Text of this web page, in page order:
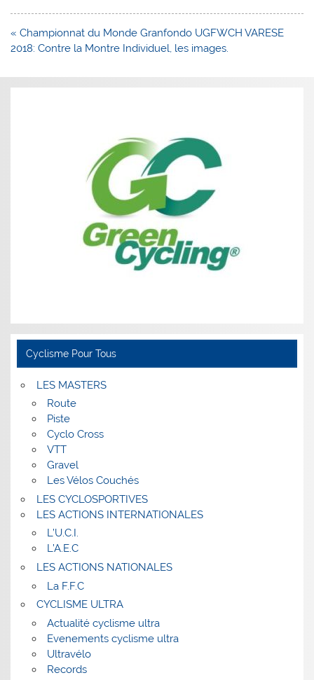
Navigation
de
« Championnat du Monde Granfondo UGFWCH VARESE
2018: Contre la Montre Individuel, les images.
Cyclisme Pour Tous
LES MASTERS
Route
Piste
Cyclo Cross
VTT
Gravel
Les Vélos Couchés
LES CYCLOSPORTIVES
LES ACTIONS INTERNATIONALES
L’U.C.I.
L’A.E.C
LES ACTIONS NATIONALES
La F.F.C
CYCLISME ULTRA
Actualité cyclisme ultra
Evenements cyclisme ultra
Ultravélo
Records